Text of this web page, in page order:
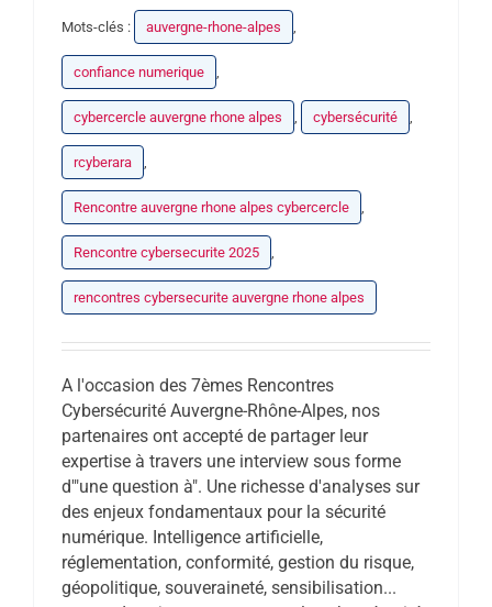
Mots-clés : auvergne-rhone-alpes ,
confiance numerique ,
cybercercle auvergne rhone alpes , cybersécurité ,
rcyberara ,
Rencontre auvergne rhone alpes cybercercle ,
Rencontre cybersecurite 2025 ,
rencontres cybersecurite auvergne rhone alpes
A l'occasion des 7èmes Rencontres
Cybersécurité Auvergne-Rhône-Alpes, nos
partenaires ont accepté de partager leur
expertise à travers une interview sous forme
d'"une question à". Une richesse d'analyses sur
des enjeux fondamentaux pour la sécurité
numérique. Intelligence artificielle,
réglementation, conformité, gestion du risque,
géopolitique, souveraineté, sensibilisation...